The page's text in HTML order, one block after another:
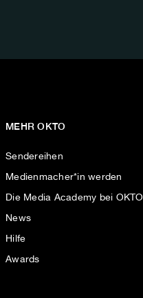
MEHR OKTO
Sendereihen
Medienmacher*in werden
Die Media Academy bei OKTO
News
Hilfe
Awards